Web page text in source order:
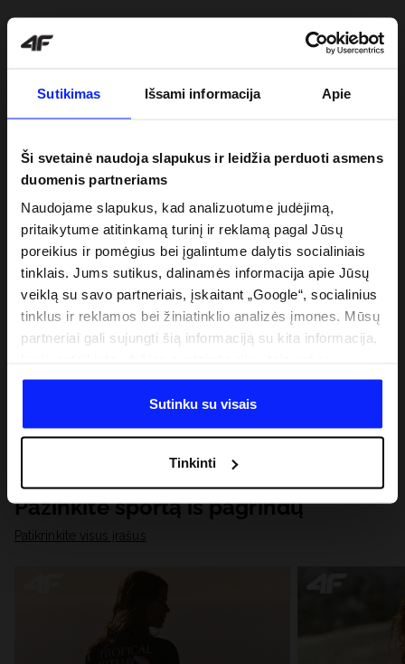
Sutikimas Išsami informacija Apie
Ši svetainė naudoja slapukus ir leidžia perduoti asmens
duomenis partneriams
Naudojame slapukus, kad analizuotume judėjimą,
pritaikytume atitinkamą turinį ir reklamą pagal Jūsų
poreikius ir pomėgius bei įgalintume dalytis socialiniais
tinklais. Jums sutikus, dalinamės informacija apie Jūsų
veiklą su savo partneriais, įskaitant „Google“, socialinius
tinklus ir reklamos bei žiniatinklio analizės įmones. Mūsų
partneriai gali sujungti šią informaciją su kita informacija,
duomenimis, kuriuos jie gauna, kai naudojatės jų
paslaugomis. Gavus Jūsų leidimą, mes galime perduoti
Jūsų asmeninę informaciją savo partneriams, siekdami
analitinius tyrimus, pritaikyti turinį ir tobulinti mūsų
partnerių siūlomus sprendimus (pvz., socialinius tinklus).
Išsamią informaciją rasite mūsų Privatumo politikoje ir
skiltyje „Išsami informacija“.
Sutinku su visais
Tinkinti
Pažinkite sportą iš pagrindų
Patikrinkite visus įrašus